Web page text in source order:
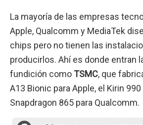
La mayoría de las empresas
Apple, Qualcomm y MediaTek
chips pero no tienen las
producirlos. Ahí es donde entran
fundición como TSMC, que
A13 Bionic para Apple, el Kirin
Snapdragon 865 para Qualcomm.